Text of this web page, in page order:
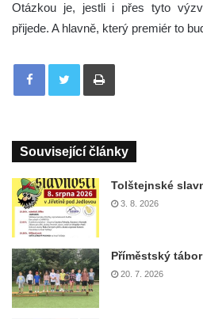
Otázkou je, jestli i přes tyto
přijede. A hlavně, který premiér to
Tisknout
Související články
Tolštejnské
3. 8. 2026
Příměstský
20. 7. 2026